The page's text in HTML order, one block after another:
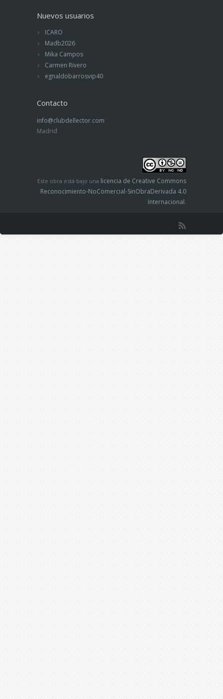
Nuevos usuarios
ICARO
Madb2026
Mika Campos
Carmen Rivero
egnaldobarrosvip40
Contacto
info@clubdellector.com
Madrid
Este obra está bajo una licencia de Creative Commons
Reconocimiento-NoComercial-SinObraDerivada 4.0
Internacional